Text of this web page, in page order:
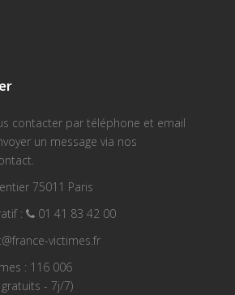
contacter par téléphone et email
un message via nos
75011 Paris
:
01 41 83 42 00
victimes.fr
: 116 006
- 7j/7)